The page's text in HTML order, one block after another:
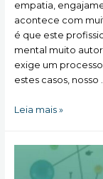
empatia,
acontece com
é que este
mental muito
exige um
estes casos, nosso
Nosso
faltam
Leia mais »